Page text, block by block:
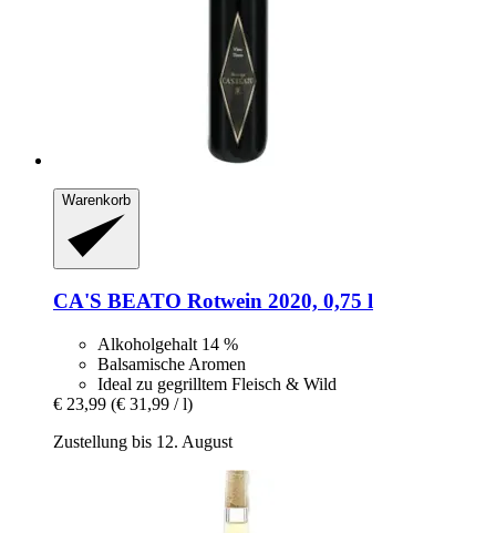
Warenkorb
CA'S BEATO Rotwein 2020, 0,75 l
Alkoholgehalt 14 %
Balsamische Aromen
Ideal zu gegrilltem Fleisch & Wild
€ 23,99 (€ 31,99 / l)
Zustellung bis 12. August